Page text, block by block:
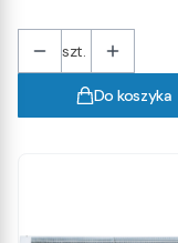
szt.
Do koszyka